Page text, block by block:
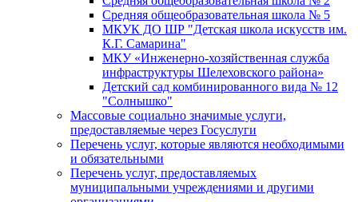
Средняя общеобразовательная школа № 5
МКУК ДО ШР "Детская школа искусств им.
К.Г. Самарина"
МКУ «Инженерно-хозяйственная служба
инфраструктуры Шелеховского района»
Детский сад комбинированного вида № 12
"Солнышко"
Массовые социально значимые услуги,
предоставляемые через Госуслуги
Перечень услуг, которые являются необходимыми
и обязательными
Перечень услуг, предоставляемых
муниципальными учреждениями и другими